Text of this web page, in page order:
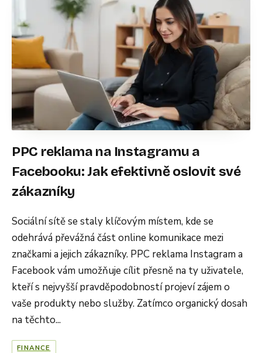
PPC reklama na Instagramu a
Facebooku: Jak efektivně oslovit své
zákazníky
Sociální sítě se staly klíčovým místem, kde se
odehrává převážná část online komunikace mezi
značkami a jejich zákazníky. PPC reklama Instagram a
Facebook vám umožňuje cílit přesně na ty uživatele,
kteří s nejvyšší pravděpodobností projeví zájem o
vaše produkty nebo služby. Zatímco organický dosah
na těchto...
FINANCE